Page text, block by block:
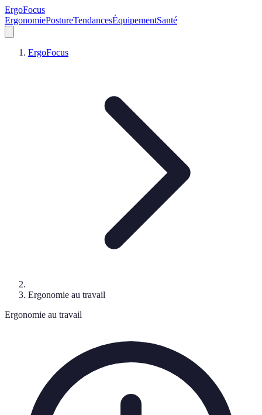
ErgoFocus
ErgonomiePostureTendancesÉquipementSanté
ErgoFocus
Ergonomie au travail
Ergonomie au travail